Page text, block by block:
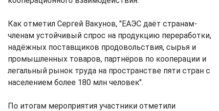
Как отметил Сергей Вакунов, "ЕАЭС даёт странам-
членам устойчивый спрос на продукцию переработки,
надёжных поставщиков продовольствия, сырья и
промышленных товаров, партнёров по кооперации и
легальный рынок труда на пространстве пяти стран с
населением более 180 млн человек".
По итогам мероприятия участники отметили